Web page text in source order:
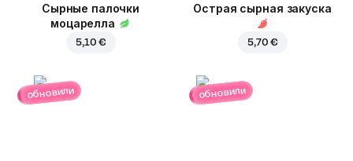
Сырные палочки
моцарелла
5,10 €
Острая сырная закуска
5,70 €
обновили обновили